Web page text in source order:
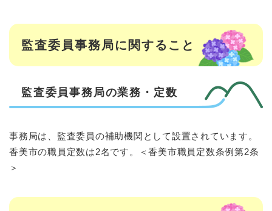
監査委員事務局に関すること
監査委員事務局の業務・定数
事務局は、監査委員の補助機関として設置されています。
香美市の職員定数は2名です。＜香美市職員定数条例第2条
＞